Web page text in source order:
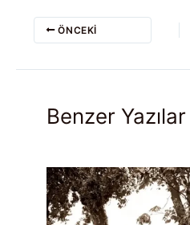
ÖNCEKI
Benzer Yazılar